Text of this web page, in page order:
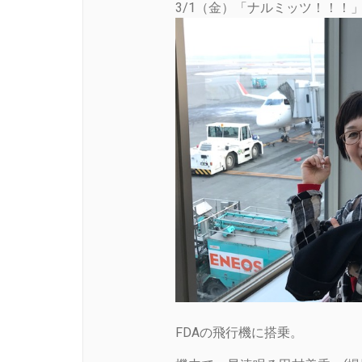
3/1（金）「ナルミッツ！！！
FDAの飛行機に搭乗。